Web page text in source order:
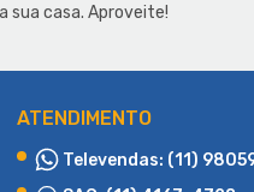
sua casa. Aproveite!
ATENDIMENTO
Televendas: (11)